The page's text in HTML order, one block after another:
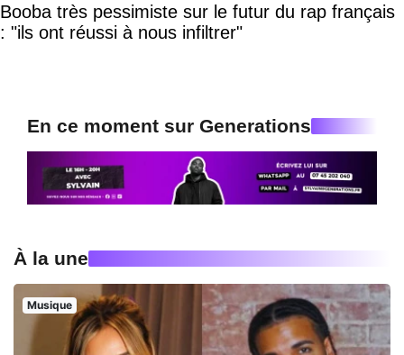
Booba très pessimiste sur le futur du rap français
: "ils ont réussi à nous infiltrer"
En ce moment sur Generations
À la une
Musique